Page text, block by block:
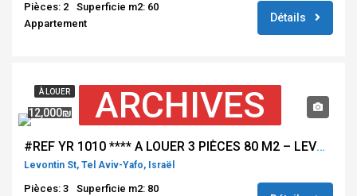
Pièces: 2
Superficie m2: 60
Appartement
Détails
À LOUER ARCHIVES
12,000₪
#REF YR 1010 **** A LOUER 3 PIÈCES 80 M2 – LEVONTINE – TEL AVIV ****
Levontin St, Tel Aviv-Yafo, Israël
Pièces: 3 Superficie m2: 80